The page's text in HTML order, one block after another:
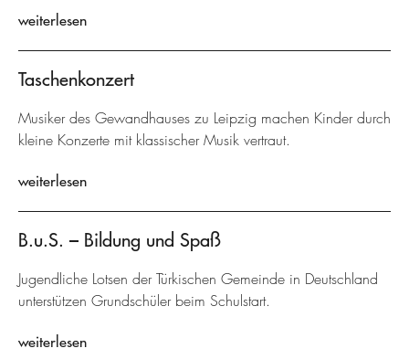
weiterlesen
Taschenkonzert
Musiker des Gewandhauses zu Leipzig machen Kinder durch
kleine Konzerte mit klassischer Musik vertraut.
weiterlesen
B.u.S. – Bildung und Spaß
Jugendliche Lotsen der Türkischen Gemeinde in Deutschland
unterstützen Grundschüler beim Schulstart.
weiterlesen